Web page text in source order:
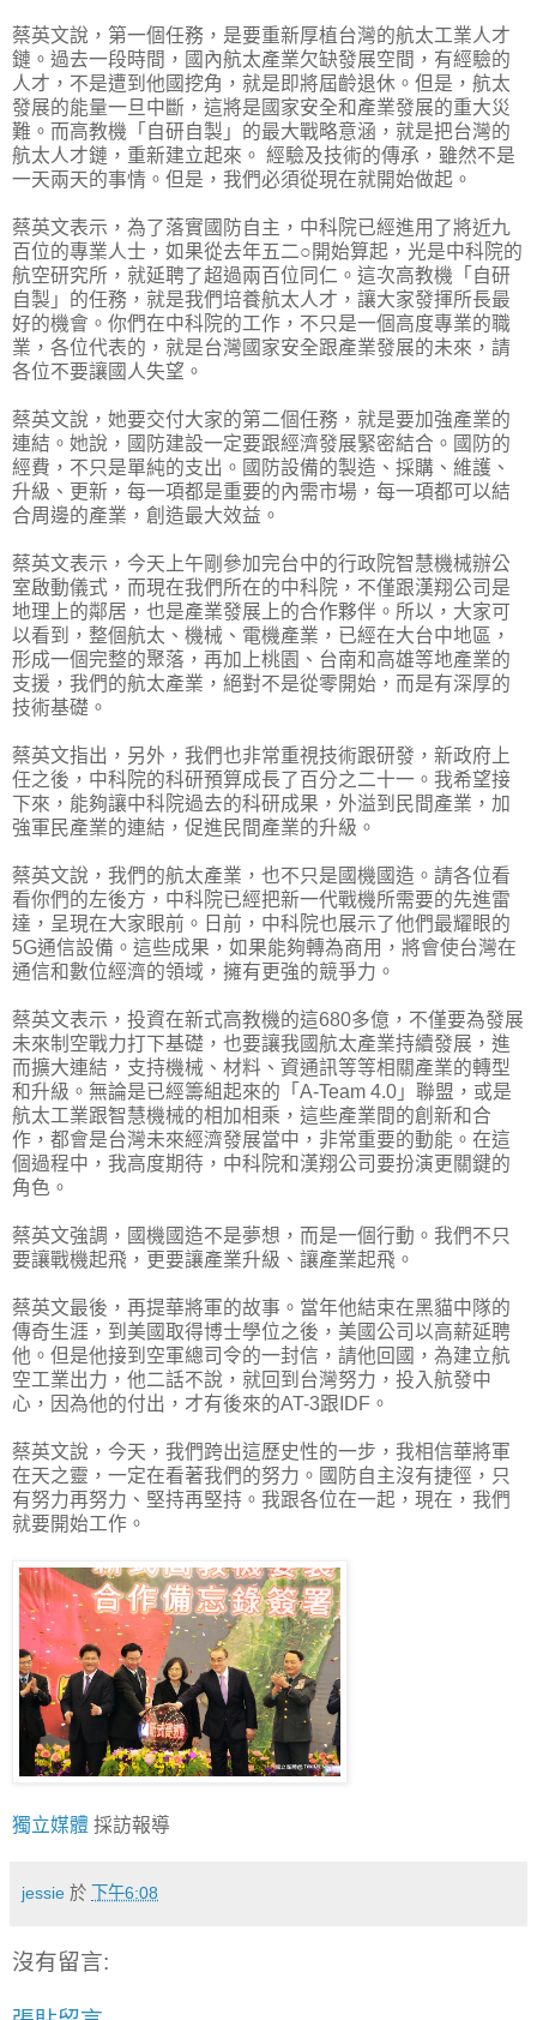
蔡英文說，第一個任務，是要重新厚植台灣的航太工業人才
鏈。過去一段時間，國內航太產業欠缺發展空間，有經驗的
人才，不是遭到他國挖角，就是即將屆齡退休。但是，航太
發展的能量一旦中斷，這將是國家安全和產業發展的重大災
難。而高教機「自研自製」的最大戰略意涵，就是把台灣的
航太人才鏈，重新建立起來。 經驗及技術的傳承，雖然不是
一天兩天的事情。但是，我們必須從現在就開始做起。
蔡英文表示，為了落實國防自主，中科院已經進用了將近九
百位的專業人士，如果從去年五二○開始算起，光是中科院的
航空研究所，就延聘了超過兩百位同仁。這次高教機「自研
自製」的任務，就是我們培養航太人才，讓大家發揮所長最
好的機會。你們在中科院的工作，不只是一個高度專業的職
業，各位代表的，就是台灣國家安全跟產業發展的未來，請
各位不要讓國人失望。
蔡英文說，她要交付大家的第二個任務，就是要加強產業的
連結。她說，國防建設一定要跟經濟發展緊密結合。國防的
經費，不只是單純的支出。國防設備的製造、採購、維護、
升級、更新，每一項都是重要的內需市場，每一項都可以結
合周邊的產業，創造最大效益。
蔡英文表示，今天上午剛參加完台中的行政院智慧機械辦公
室啟動儀式，而現在我們所在的中科院，不僅跟漢翔公司是
地理上的鄰居，也是產業發展上的合作夥伴。所以，大家可
以看到，整個航太、機械、電機產業，已經在大台中地區，
形成一個完整的聚落，再加上桃園、台南和高雄等地產業的
支援，我們的航太產業，絕對不是從零開始，而是有深厚的
技術基礎。
蔡英文指出，另外，我們也非常重視技術跟研發，新政府上
任之後，中科院的科研預算成長了百分之二十一。我希望接
下來，能夠讓中科院過去的科研成果，外溢到民間產業，加
強軍民產業的連結，促進民間產業的升級。
蔡英文說，我們的航太產業，也不只是國機國造。請各位看
看你們的左後方，中科院已經把新一代戰機所需要的先進雷
達，呈現在大家眼前。日前，中科院也展示了他們最耀眼的
5G通信設備。這些成果，如果能夠轉為商用，將會使台灣在
通信和數位經濟的領域，擁有更強的競爭力。
蔡英文表示，投資在新式高教機的這680多億，不僅要為發展
未來制空戰力打下基礎，也要讓我國航太產業持續發展，進
而擴大連結，支持機械、材料、資通訊等等相關產業的轉型
和升級。無論是已經籌組起來的「A-Team 4.0」聯盟，或是
航太工業跟智慧機械的相加相乘，這些產業間的創新和合
作，都會是台灣未來經濟發展當中，非常重要的動能。在這
個過程中，我高度期待，中科院和漢翔公司要扮演更關鍵的
角色。
蔡英文強調，國機國造不是夢想，而是一個行動。我們不只
要讓戰機起飛，更要讓產業升級、讓產業起飛。
蔡英文最後，再提華將軍的故事。當年他結束在黑貓中隊的
傳奇生涯，到美國取得博士學位之後，美國公司以高薪延聘
他。但是他接到空軍總司令的一封信，請他回國，為建立航
空工業出力，他二話不說，就回到台灣努力，投入航發中
心，因為他的付出，才有後來的AT-3跟IDF。
蔡英文說，今天，我們跨出這歷史性的一步，我相信華將軍
在天之靈，一定在看著我們的努力。國防自主沒有捷徑，只
有努力再努力、堅持再堅持。我跟各位在一起，現在，我們
就要開始工作。
獨立媒體 採訪報導
jessie 於 下午6:08
沒有留言: